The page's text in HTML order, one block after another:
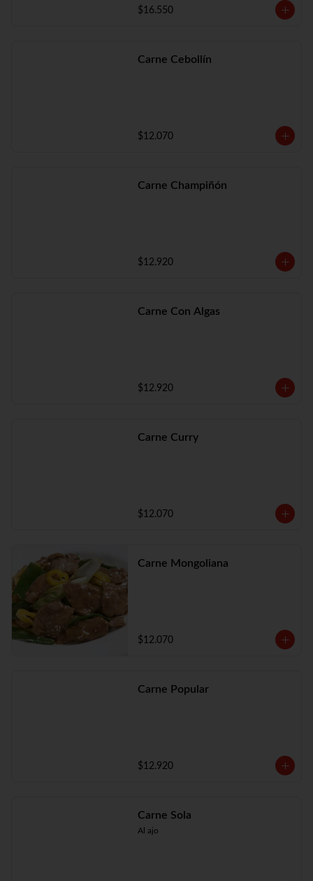
$16.550
Carne Cebollín
$12.070
Carne Champiñón
$12.920
Carne Con Algas
$12.920
Carne Curry
$12.070
Carne Mongoliana
$12.070
Carne Popular
$12.920
Carne Sola
Al ajo